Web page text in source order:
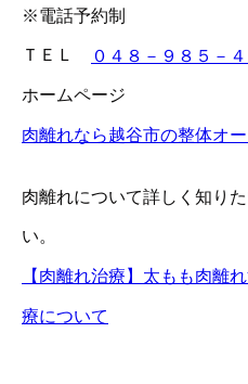
※電話予約制
ＴＥＬ ０４８－９８５－
ホームページ
肉離れなら越谷市の整体オ
肉離れについて詳しく知り
い。
【肉離れ治療】太もも肉離
療について